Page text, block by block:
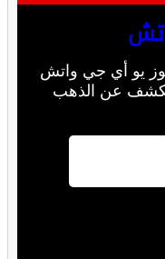
يو أي جي واتش